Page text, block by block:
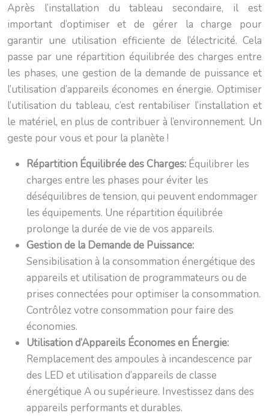
Après l’installation du tableau secondaire, il est
important d’optimiser et de gérer la charge pour
garantir une utilisation efficiente de l’électricité. Cela
passe par une répartition équilibrée des charges entre
les phases, une gestion de la demande de puissance et
l’utilisation d’appareils économes en énergie. Optimiser
l’utilisation du tableau, c’est rentabiliser l’installation et
le matériel, en plus de contribuer à l’environnement. Un
geste pour vous et pour la planète !
Répartition Équilibrée des Charges: Équilibrer les
charges entre les phases pour éviter les
déséquilibres de tension, qui peuvent endommager
les équipements. Une répartition équilibrée
prolonge la durée de vie de vos appareils.
Gestion de la Demande de Puissance:
Sensibilisation à la consommation énergétique des
appareils et utilisation de programmateurs ou de
prises connectées pour optimiser la consommation.
Contrôlez votre consommation pour faire des
économies.
Utilisation d’Appareils Économes en Énergie:
Remplacement des ampoules à incandescence par
des LED et utilisation d’appareils de classe
énergétique A ou supérieure. Investissez dans des
appareils performants et durables.